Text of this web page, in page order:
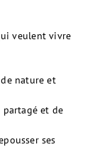
veulent vivre
nature et
partagé et de
ses